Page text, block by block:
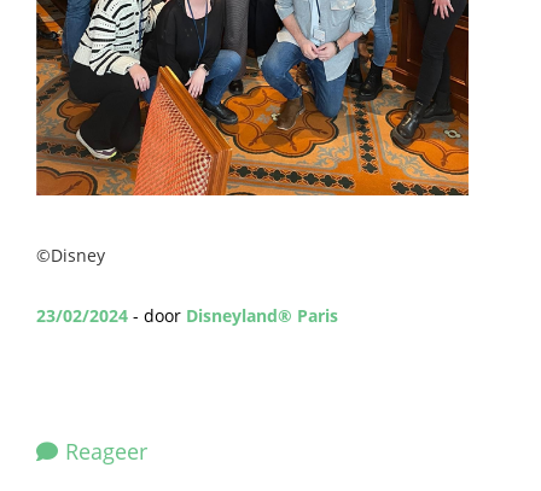
©Disney
23/02/2024 - door Disneyland® Paris
Reageer